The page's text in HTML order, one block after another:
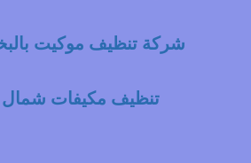
شركة تنظيف موكيت
تنظيف مكيفات شمال